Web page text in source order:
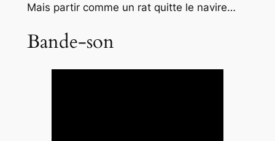
Mais partir comme un rat quitte le navire…
Bande-son